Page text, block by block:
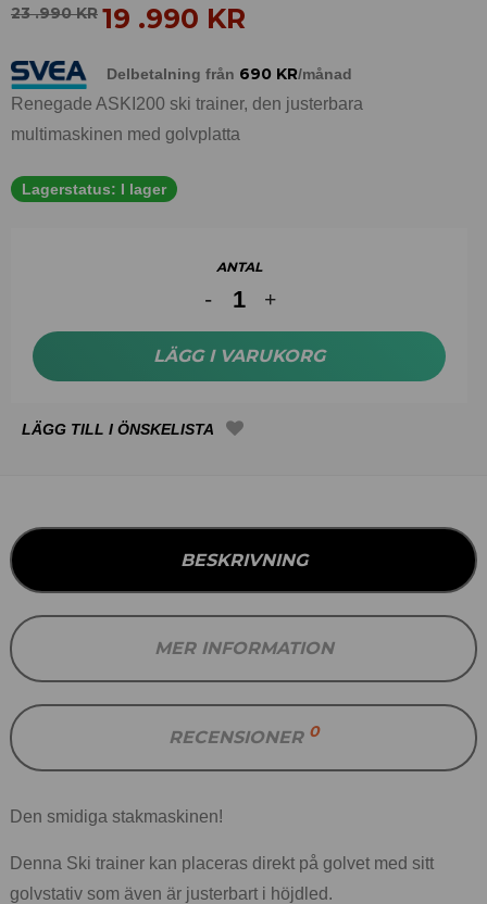
23 .990KR 19 .990 KR
Delbetalning från 690 KR/månad
Renegade ASKI200 ski trainer, den justerbara
multimaskinen med golvplatta
Lagerstatus: I lager
ANTAL
LÄGG I VARUKORG
BESKRIVNING
MER INFORMATION
RECENSIONER 0
Den smidiga stakmaskinen!
Denna Ski trainer kan placeras direkt på golvet med sitt
golvstativ som även är justerbart i höjdled.